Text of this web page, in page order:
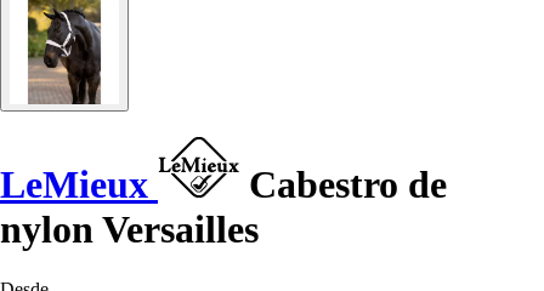
LeMieux
Cabestro de
nylon Versailles